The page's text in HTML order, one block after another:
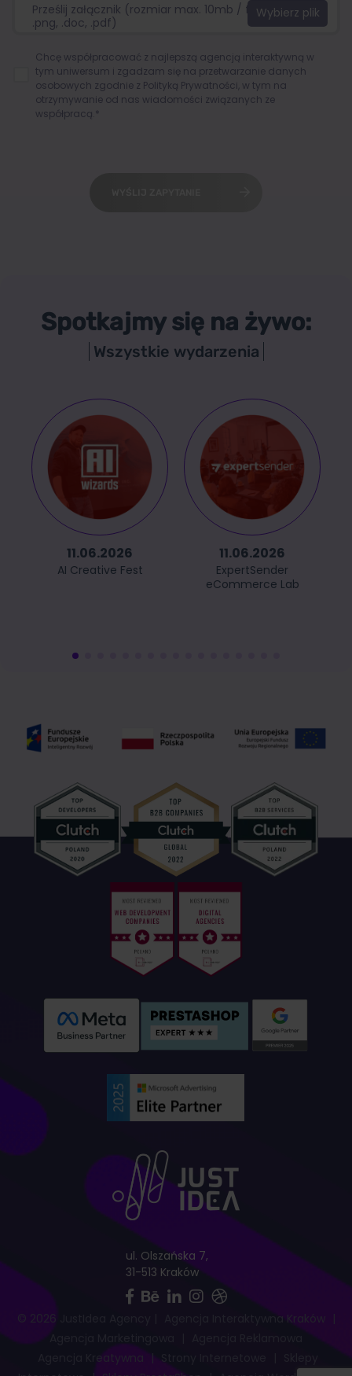
Prześlij załącznik (rozmiar max. 10mb / format:.jpg,
.png, .doc, .pdf)
Chcę współpracować z najlepszą agencją interaktywną w
tym uniwersum i zgadzam się na przetwarzanie danych
osobowych zgodnie z Polityką Prywatności , w tym na
otrzymywanie od nas wiadomości związanych ze
współpracą.*
Spotkajmy się na żywo:
Wszystkie wydarzenia
11.06.2026
AI Creative Fest
11.06.2026
ExpertSender
eCommerce Lab
© 2026 JustIdea Agency Agencja Interaktywna Kraków |
Agencja Kreatywna
Strony Internetowe
ul. Olszańska 7,
31-513 Kraków